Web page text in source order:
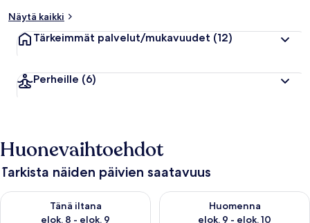
Näytä kaikki
Tärkeimmät palvelut/mukavuudet (12)
Perheille (6)
Huonevaihtoehdot
Tarkista näiden päivien saatavuus
Tänä iltana
elok. 8 - elok. 9
Tarkista tämän illan saatavuus elok. 8 - elok. 9
Huomenna
elok. 9 - elok. 10
Tarkista huomisen saatavuus